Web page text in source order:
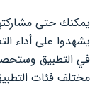
يمكنك حتى
يشهدوا على أداء
في التطبيق
مختلف فئات